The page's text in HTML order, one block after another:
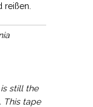
reißen.
still the
This tape